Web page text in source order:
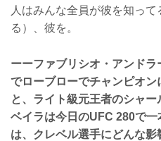
人はみんな全員が彼を知っ
る）、彼を。
ーーファブリシオ・アンド
でローブローでチャンピオ
と、ライト級元王者のシャ
ベイラは今日のUFC 280で
は、クレベル選手にどんな